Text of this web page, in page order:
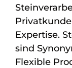
Expertise.
sind
Flexible